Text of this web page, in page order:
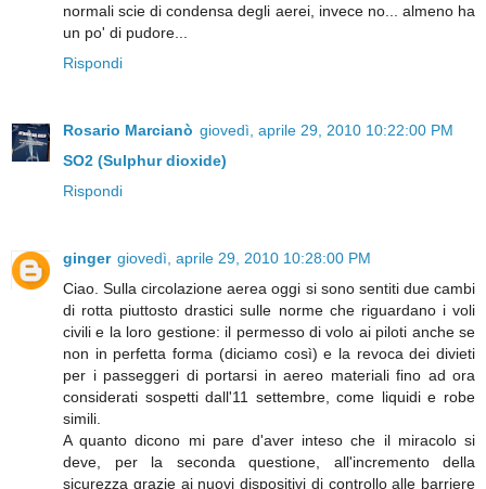
normali scie di condensa degli aerei, invece no... almeno ha
un po' di pudore...
Rispondi
Rosario Marcianò giovedì, aprile 29, 2010 10:22:00 PM
SO2 (Sulphur dioxide)
Rispondi
ginger giovedì, aprile 29, 2010 10:28:00 PM
Ciao. Sulla circolazione aerea oggi si sono sentiti due cambi
di rotta piuttosto drastici sulle norme che riguardano i voli
civili e la loro gestione: il permesso di volo ai piloti anche se
non in perfetta forma (diciamo così) e la revoca dei divieti
per i passeggeri di portarsi in aereo materiali fino ad ora
considerati sospetti dall'11 settembre, come liquidi e robe
simili.
A quanto dicono mi pare d'aver inteso che il miracolo si
deve, per la seconda questione, all'incremento della
sicurezza grazie ai nuovi dispositivi di controllo alle barriere